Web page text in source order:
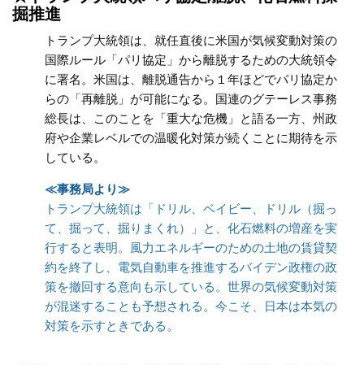
掘推進
トランプ大統領は、就任直後に米国が気候変動対策の
国際ルール「パリ協定」から離脱するための大統領令
に署名。米国は、離脱通告から１年ほどでパリ協定か
らの「再離脱」が可能になる。国連のグテーレス事務
総長は、このことを「重大な危機」と語る一方、州政
府や企業レベルでの温暖化対策が続くことに期待を示
している。
≪事務局より≫
トランプ大統領は「ドリル、ベイビー、ドリル（掘っ
て、掘って、掘りまくれ）」と、化石燃料の増産を実
行すると表明。風力エネルギーのための土地の賃貸契
約を終了し、電気自動車を推進するバイデン政権の政
策を撤回する意向も示している。世界の気候変動対策
が混迷することも予想される。今こそ、日本は本気の
対策を示すときである。